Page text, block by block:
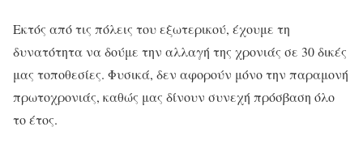
Εκτός από τις πόλεις του εξωτερικού, έχουμε τη
δυνατότητα να δούμε την αλλαγή της χρονιάς σε 30 δικές
μας τοποθεσίες. Φυσικά, δεν αφορούν μόνο την παραμονή
πρωτοχρονιάς, καθώς μας δίνουν συνεχή πρόσβαση όλο
το έτος.